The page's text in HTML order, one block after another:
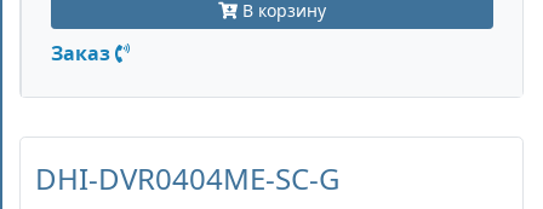
В корзину
Заказ
DHI-DVR0404ME-SC-G